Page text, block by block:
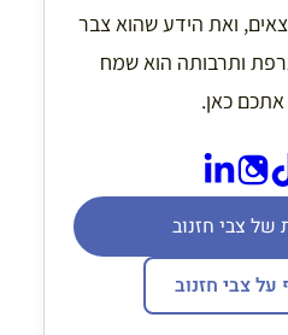
ואת הידע שהוא צבר
ותרבותה הוא שמח
כאן.
של צבי חזנוב
על צבי חזנוב